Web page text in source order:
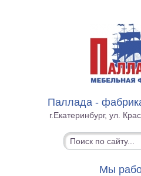
Паллада -
г.Екатеринбург, ул.
Мы